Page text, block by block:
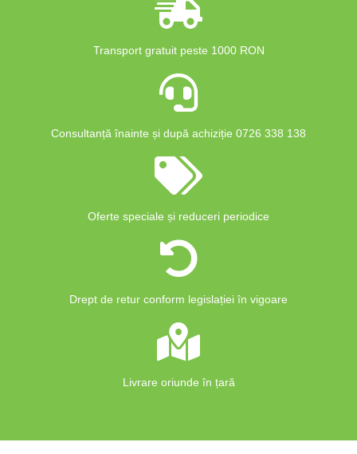
Transport gratuit peste 1000 RON
Consultanță înainte și după achiziție 0726 338 138
Oferte speciale și reduceri periodice
Drept de retur conform legislației în vigoare
Livrare oriunde în țară